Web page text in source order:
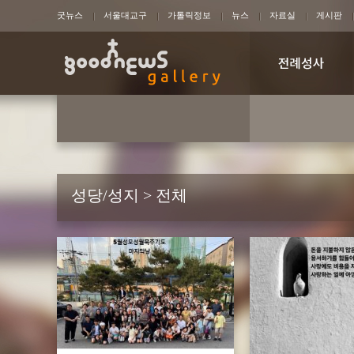
굿뉴스 서울대교구 가톨릭정보 뉴스 자료실 게시판
성당/성지 > 전체